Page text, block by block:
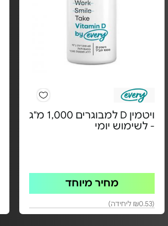
ויטמין D למבוגרים 1,000 מ"ג
- לשימוש יומי
מחיר מיוחד
(₪0.53 ליחידה)